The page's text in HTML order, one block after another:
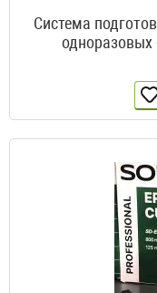
Система
одноразовых